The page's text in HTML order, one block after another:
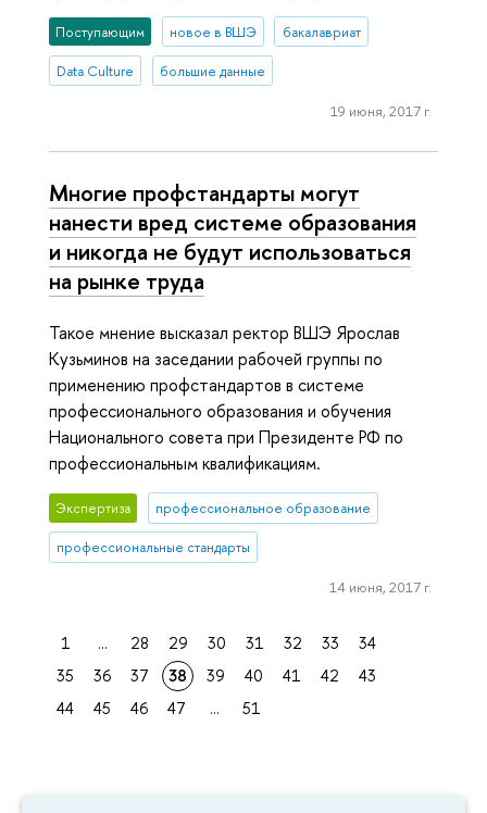
Поступающим новое в ВШЭ бакалавриат
Data Culture большие данные
19 июня, 2017 г.
Многие профстандарты могут
нанести вред системе образования
и никогда не будут использоваться
на рынке труда
Такое мнение высказал ректор ВШЭ Ярослав
Кузьминов на заседании рабочей группы по
применению профстандартов в системе
профессионального образования и обучения
Национального совета при Президенте РФ по
профессиональным квалификациям.
Экспертиза профессиональное образование
профессиональные стандарты
14 июня, 2017 г.
1 ... 28 29 30 31 32 33
34
35
36 37 38 39 40 41 42
43
44
45 46 47 ... 51